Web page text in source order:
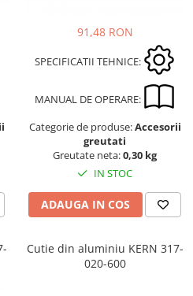
91,48 RON
SPECIFICATII TEHNICE:
MANUAL DE OPERARE:
Categorie de produse:Accesorii
greutati
Greutate neta:0,30 kg
IN STOC
ADAUGA IN COS
Cutie din aluminiu KERN 317-
020-600